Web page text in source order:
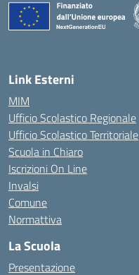
Link Esterni
MIM
Ufficio Scolastico Regionale
Ufficio Scolastico Territoriale
Scuola in Chiaro
Iscrizioni On Line
Invalsi
Comune
Normattiva
La Scuola
Presentazione